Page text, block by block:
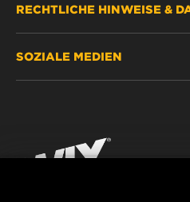
HÄNDLERSUCHE
KONTAKT
RECHTLICHE HINWEISE &
IMPRESSUM
SOZIALE MEDIEN
YouTube